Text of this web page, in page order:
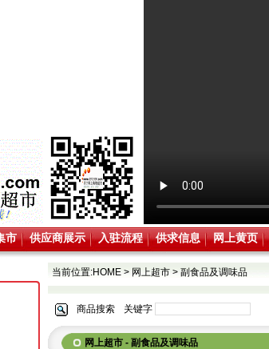
市 供应商展示 入驻流程 供求信息 网上黄页
当前位置:HOME> 网上超市> 副食品及调味品
商品搜索 关键字
网上超市 - 副食品及调味品